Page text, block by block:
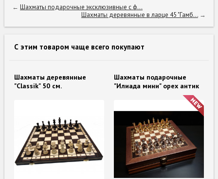
←Шахматы подарочные эксклюзивные с ф...
Шахматы деревянные в ларце 45 "Гамб...→
С этим товаром чаще всего покупают
Шахматы деревянные
"Classik" 50 см.
Шахматы подарочные
"Илиада мини" орех антик